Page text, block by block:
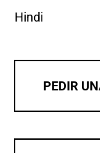
Hindi
PEDIR